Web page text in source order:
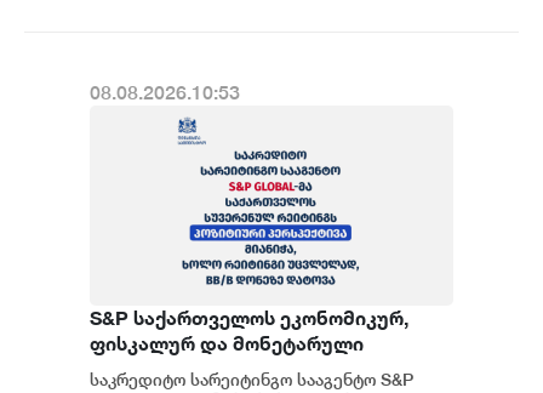
08.08.2026.10:53
S&P საქართველოს ეკონომიკურ,
ფისკალურ და მონეტარული
პოლიტიკის ჩარჩოს კვლავ
საკრედიტო სარეიტინგო სააგენტო S&P